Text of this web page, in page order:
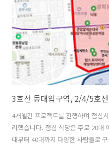
4개월간 프로젝트를 진행하며 점심
리했습니다. 점심 식당은 주로 20대
대부터 40대까지 다양한 사람들로